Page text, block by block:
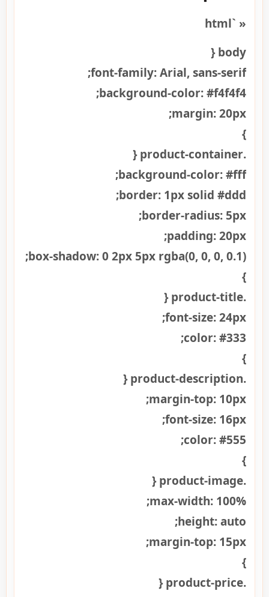
« `html
body {
font-family: Arial, sans-serif;
background-color: #f4f4f4;
margin: 20px;
}
.product-container {
background-color: #fff;
border: 1px solid #ddd;
border-radius: 5px;
padding: 20px;
box-shadow: 0 2px 5px rgba(0, 0, 0, 0.1);
}
.product-title {
font-size: 24px;
color: #333;
}
.product-description {
margin-top: 10px;
font-size: 16px;
color: #555;
}
.product-image {
max-width: 100%;
height: auto;
margin-top: 15px;
}
.product-price {